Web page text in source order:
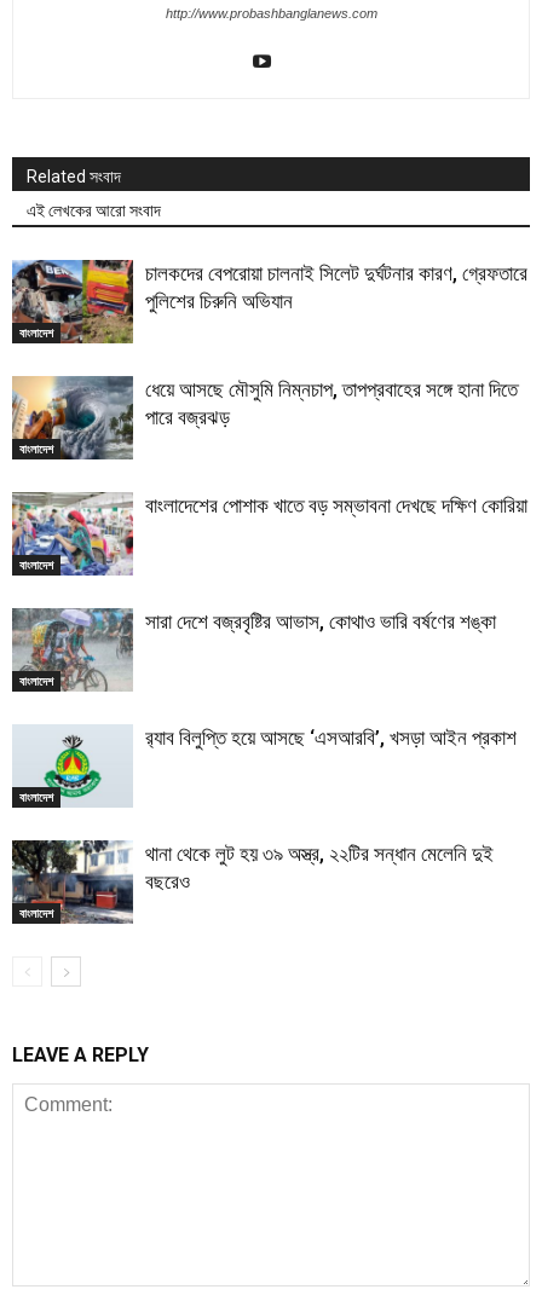
http://www.probashbanglanews.com
Related সংবাদ
এই লেখকের আরো সংবাদ
বাংলাদেশ
চালকদের বেপরোয়া চালনাই সিলেট দুর্ঘটনার কারণ, গ্রেফতারে
পুলিশের চিরুনি অভিযান
বাংলাদেশ
ধেয়ে আসছে মৌসুমি নিম্নচাপ, তাপপ্রবাহের সঙ্গে হানা দিতে
পারে বজ্রঝড়
বাংলাদেশ
বাংলাদেশের পোশাক খাতে বড় সম্ভাবনা দেখছে দক্ষিণ কোরিয়া
বাংলাদেশ
সারা দেশে বজ্রবৃষ্টির আভাস, কোথাও ভারি বর্ষণের শঙ্কা
বাংলাদেশ
র‍্যাব বিলুপ্তি হয়ে আসছে ‘এসআরবি’, খসড়া আইন প্রকাশ
বাংলাদেশ
থানা থেকে লুট হয় ৩৯ অস্ত্র, ২২টির সন্ধান মেলেনি দুই
বছরেও
LEAVE A REPLY